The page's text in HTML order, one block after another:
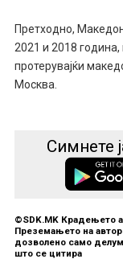
Претходно,
2021 и 2018
протерувајќи
Москва.
Симнете
©SDK.MK Крадењето
Преземањето на
дозволено само
што се цитира